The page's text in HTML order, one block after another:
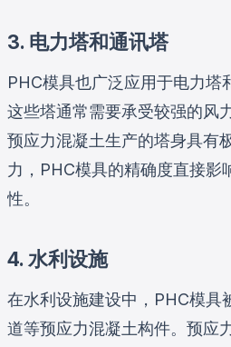
3. 电力塔和通讯塔
PHC模具也广泛应用于电力塔
这些塔通常需要承受较强的风
预应力混凝土生产的塔身具有
力，PHC模具的精确度直接影
性。
4. 水利设施
在水利设施建设中，PHC模具
道等预应力混凝土构件。预应